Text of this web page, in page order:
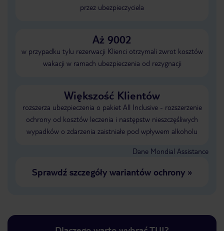
przez ubezpieczyciela
Aż 9002
w przypadku tylu rezerwacji Klienci otrzymali zwrot kosztów
wakacji w ramach ubezpieczenia od rezygnacji
Większość Klientów
rozszerza ubezpieczenia o pakiet All Inclusive - rozszerzenie
ochrony od kosztów leczenia i następstw nieszczęśliwych
wypadków o zdarzenia zaistniałe pod wpływem alkoholu
Dane Mondial Assistance
Sprawdź szczegóły wariantów ochrony»